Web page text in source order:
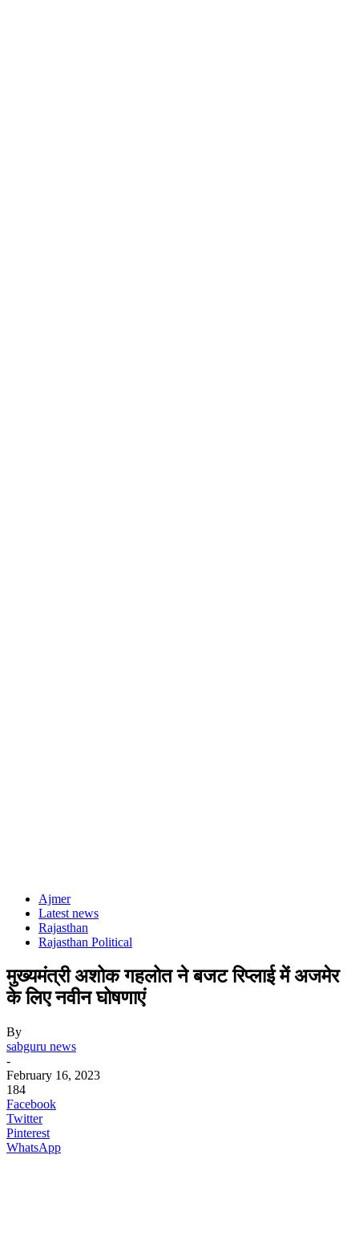
Ajmer
Latest news
Rajasthan
Rajasthan Political
मुख्यमंत्री अशोक गहलोत ने बजट रिप्लाई में अजमेर
के लिए नवीन घोषणाएं
By
sabguru news
-
February 16, 2023
184
Facebook
Twitter
Pinterest
WhatsApp